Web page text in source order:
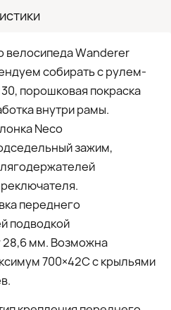
велосипеда Wanderer
собирать с рулем-
порошковая покраска
внутри рамы.
Neco
зажим,
переднего
подводкой
28,6 мм. Возможна
700×42C с крыльями